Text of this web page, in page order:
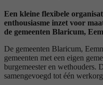
Een kleine flexibele
enthousiasme inzet voor
de gemeenten Blaricum,
De gemeenten Blaricum,
gemeenten met een eigen
burgemeester en wethouders.
samengevoegd tot één